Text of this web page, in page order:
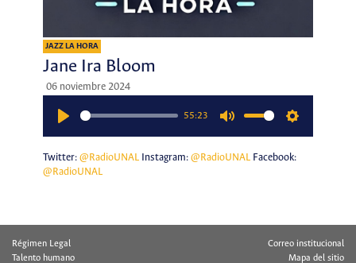
JAZZ LA HORA
Jane Ira Bloom
06 noviembre 2024
55:23
Twitter: @RadioUNALInstagram: @RadioUNALFacebook:
@RadioUNAL
Régimen Legal
Talento humano
Correo institucional
Mapa del sitio